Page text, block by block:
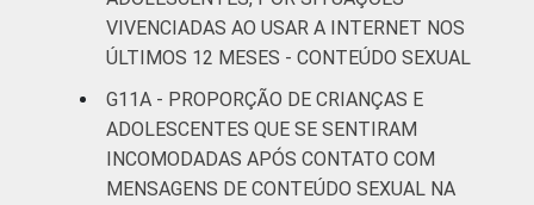
CLASSE
AB 7
C 6
DE 4
VIVENCIADAS AO USAR A INTERNET NOS
ÚLTIMOS 12 MESES - CONTEÚDO SEXUAL
G11A - PROPORÇÃO DE CRIANÇAS E
ADOLESCENTES QUE SE SENTIRAM
INCOMODADAS APÓS CONTATO COM
MENSAGENS DE CONTEÚDO SEXUAL NA